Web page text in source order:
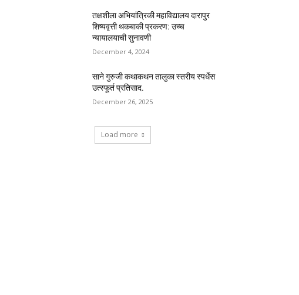
तक्षशीला अभियांत्रिकी महाविद्यालय दारापुर
शिष्यवृत्ती थकबाकी प्रकरण: उच्च
न्यायालयाची सुनावणी
December 4, 2024
साने गुरुजी कथाकथन तालुका स्तरीय स्पर्धेस
उत्स्फूर्त प्रतिसाद.
December 26, 2025
Load more